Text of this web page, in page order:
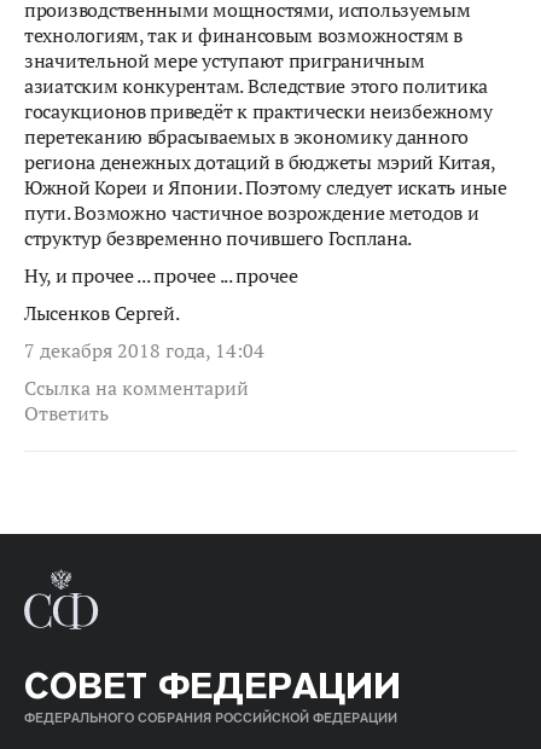
производственными мощностями, используемым
технологиям, так и финансовым возможностям в
значительной мере уступают приграничным
азиатским конкурентам. Вследствие этого политика
госаукционов приведёт к практически неизбежному
перетеканию вбрасываемых в экономику данного
региона денежных дотаций в бюджеты мэрий Китая,
Южной Кореи и Японии. Поэтому следует искать иные
пути. Возможно частичное возрождение методов и
структур безвременно почившего Госплана.
Ну, и прочее ... прочее ... прочее
Лысенков Сергей.
7 декабря 2018 года, 14:04
Ссылка на комментарий
Ответить
СОВЕТ ФЕДЕРАЦИИ
ФЕДЕРАЛЬНОГО СОБРАНИЯ РОССИЙСКОЙ ФЕДЕРАЦИИ